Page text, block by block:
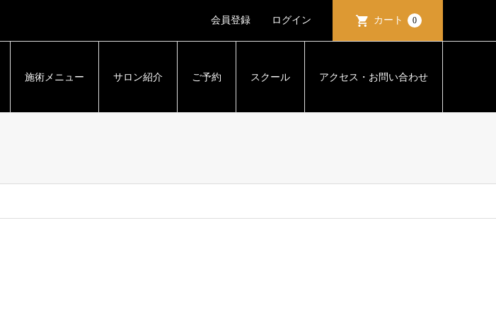
会員登録 ログイン カート 0
施術メニュー サロン紹介 ご予約 スクール アクセス・お問い合わせ